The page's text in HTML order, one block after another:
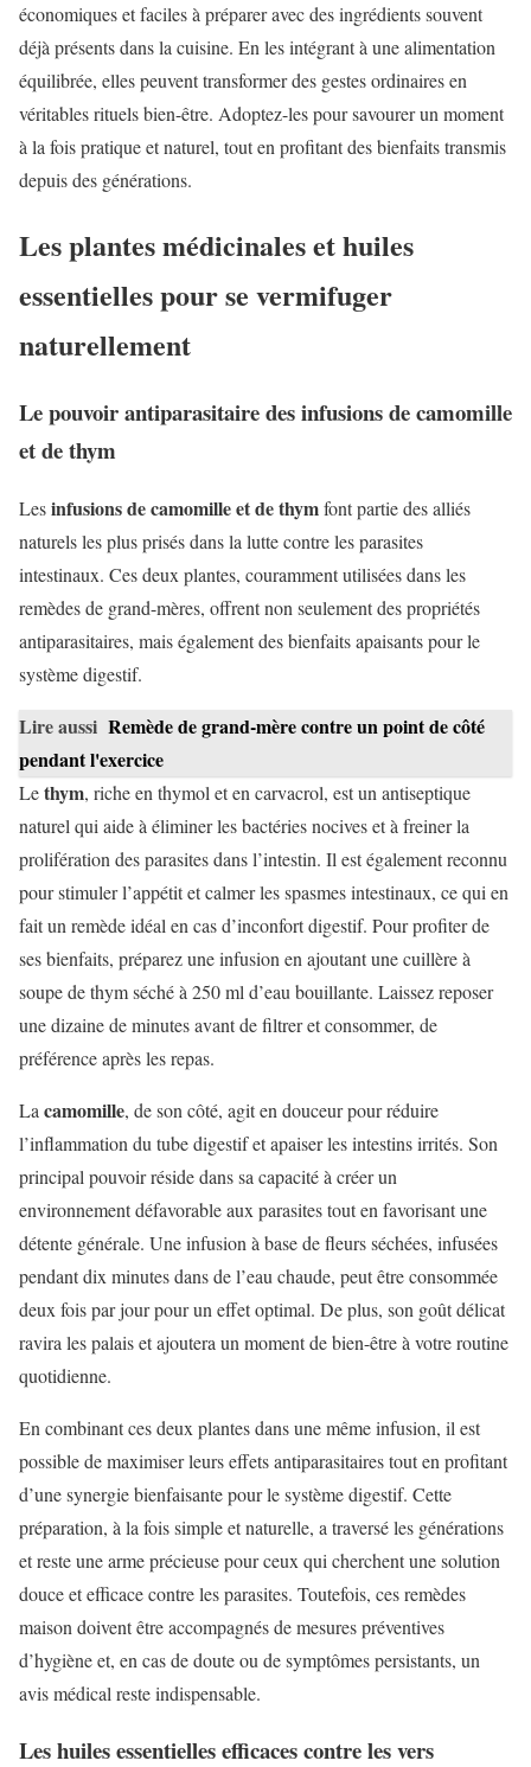
économiques et faciles à préparer avec des ingrédients souvent
déjà présents dans la cuisine. En les intégrant à une alimentation
équilibrée, elles peuvent transformer des gestes ordinaires en
véritables rituels bien-être. Adoptez-les pour savourer un moment
à la fois pratique et naturel, tout en profitant des bienfaits transmis
depuis des générations.
Les plantes médicinales et huiles
essentielles pour se vermifuger
naturellement
Le pouvoir antiparasitaire des infusions de camomille
et de thym
Lesinfusions de camomille et de thymfont partie des alliés
naturels les plus prisés dans la lutte contre les parasites
intestinaux. Ces deux plantes, couramment utilisées dans les
remèdes de grand-mères, offrent non seulement des propriétés
antiparasitaires, mais également des bienfaits apaisants pour le
système digestif.
Lire aussi Remède de grand-mère contre un point de côté
pendant l'exercice
Lethym, riche en thymol et en carvacrol, est un antiseptique
naturel qui aide à éliminer les bactéries nocives et à freiner la
prolifération des parasites dans l’intestin. Il est également reconnu
pour stimuler l’appétit et calmer les spasmes intestinaux, ce qui en
fait un remède idéal en cas d’inconfort digestif. Pour profiter de
ses bienfaits, préparez une infusion en ajoutant une cuillère à
soupe de thym séché à 250 ml d’eau bouillante. Laissez reposer
une dizaine de minutes avant de filtrer et consommer, de
préférence après les repas.
La camomille, de son côté, agit en douceur pour réduire
l’inflammation du tube digestif et apaiser les intestins irrités. Son
principal pouvoir réside dans sa capacité à créer un
environnement défavorable aux parasites tout en favorisant une
détente générale. Une infusion à base de fleurs séchées, infusées
pendant dix minutes dans de l’eau chaude, peut être consommée
deux fois par jour pour un effet optimal. De plus, son goût délicat
ravira les palais et ajoutera un moment de bien-être à votre routine
quotidienne.
En combinant ces deux plantes dans une même infusion, il est
possible de maximiser leurs effets antiparasitaires tout en profitant
d’une synergie bienfaisante pour le système digestif. Cette
préparation, à la fois simple et naturelle, a traversé les générations
et reste une arme précieuse pour ceux qui cherchent une solution
douce et efficace contre les parasites. Toutefois, ces remèdes
maison doivent être accompagnés de mesures préventives
d’hygiène et, en cas de doute ou de symptômes persistants, un
avis médical reste indispensable.
Les huiles essentielles efficaces contre les vers